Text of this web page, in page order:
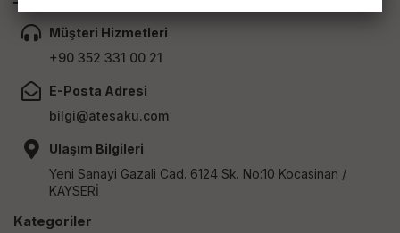
Müşteri Hizmetleri
+90 352 331 00 21
E-Posta Adresi
bilgi@atesaku.com
Ulaşım Bilgileri
Yeni Sanayi Gazali Cad. 6124 Sk. No:10 Kocasinan /
KAYSERİ
Kategoriler